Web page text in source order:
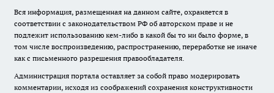
Вся информация, размещенная на данном сайте, охраняется в
соответствии с законодательством РФ об авторском праве и не
подлежит использованию кем-либо в какой бы то ни было форме, в
том числе воспроизведению, распространению, переработке не иначе
как с письменного разрешения правообладателя.
Администрация портала оставляет за собой право модерировать
комментарии, исходя из соображений сохранения конструктивности